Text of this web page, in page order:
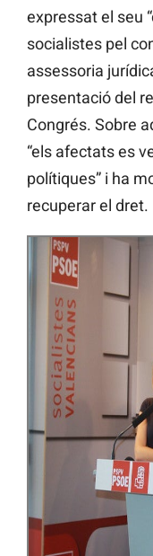
expressat el seu
socialistes pel
assessoria
presentació del
Congrés. Sobre
“els afectats es
polítiques” i ha
recuperar el dret.